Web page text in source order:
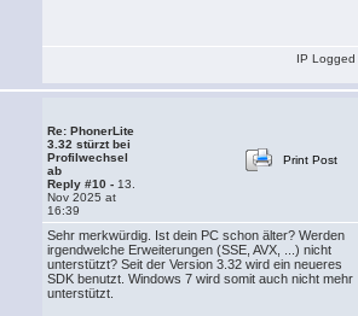
IP Logged
Re: PhonerLite
3.32 stürzt bei
Profilwechsel
ab
Reply #10 - 13.
Nov 2025 at
16:39
Print Post
Sehr merkwürdig. Ist dein PC schon älter? Werden
irgendwelche Erweiterungen (SSE, AVX, ...) nicht
unterstützt? Seit der Version 3.32 wird ein neueres
SDK benutzt. Windows 7 wird somit auch nicht mehr
unterstützt.